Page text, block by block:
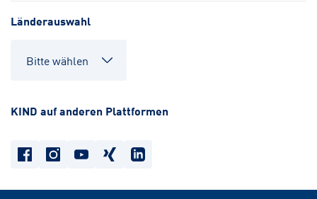
Länderauswahl
KIND auf anderen Plattformen